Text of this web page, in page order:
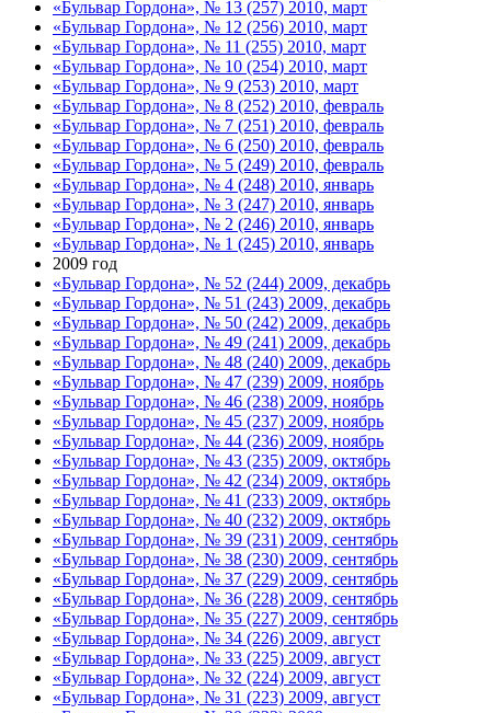
«Бульвар Гордона», № 13 (257) 2010, март
«Бульвар Гордона», № 12 (256) 2010, март
«Бульвар Гордона», № 11 (255) 2010, март
«Бульвар Гордона», № 10 (254) 2010, март
«Бульвар Гордона», № 9 (253) 2010, март
«Бульвар Гордона», № 8 (252) 2010, февраль
«Бульвар Гордона», № 7 (251) 2010, февраль
«Бульвар Гордона», № 6 (250) 2010, февраль
«Бульвар Гордона», № 5 (249) 2010, февраль
«Бульвар Гордона», № 4 (248) 2010, январь
«Бульвар Гордона», № 3 (247) 2010, январь
«Бульвар Гордона», № 2 (246) 2010, январь
«Бульвар Гордона», № 1 (245) 2010, январь
2009 год
«Бульвар Гордона», № 52 (244) 2009, декабрь
«Бульвар Гордона», № 51 (243) 2009, декабрь
«Бульвар Гордона», № 50 (242) 2009, декабрь
«Бульвар Гордона», № 49 (241) 2009, декабрь
«Бульвар Гордона», № 48 (240) 2009, декабрь
«Бульвар Гордона», № 47 (239) 2009, ноябрь
«Бульвар Гордона», № 46 (238) 2009, ноябрь
«Бульвар Гордона», № 45 (237) 2009, ноябрь
«Бульвар Гордона», № 44 (236) 2009, ноябрь
«Бульвар Гордона», № 43 (235) 2009, октябрь
«Бульвар Гордона», № 42 (234) 2009, октябрь
«Бульвар Гордона», № 41 (233) 2009, октябрь
«Бульвар Гордона», № 40 (232) 2009, октябрь
«Бульвар Гордона», № 39 (231) 2009, сентябрь
«Бульвар Гордона», № 38 (230) 2009, сентябрь
«Бульвар Гордона», № 37 (229) 2009, сентябрь
«Бульвар Гордона», № 36 (228) 2009, сентябрь
«Бульвар Гордона», № 35 (227) 2009, сентябрь
«Бульвар Гордона», № 34 (226) 2009, август
«Бульвар Гордона», № 33 (225) 2009, август
«Бульвар Гордона», № 32 (224) 2009, август
«Бульвар Гордона», № 31 (223) 2009, август